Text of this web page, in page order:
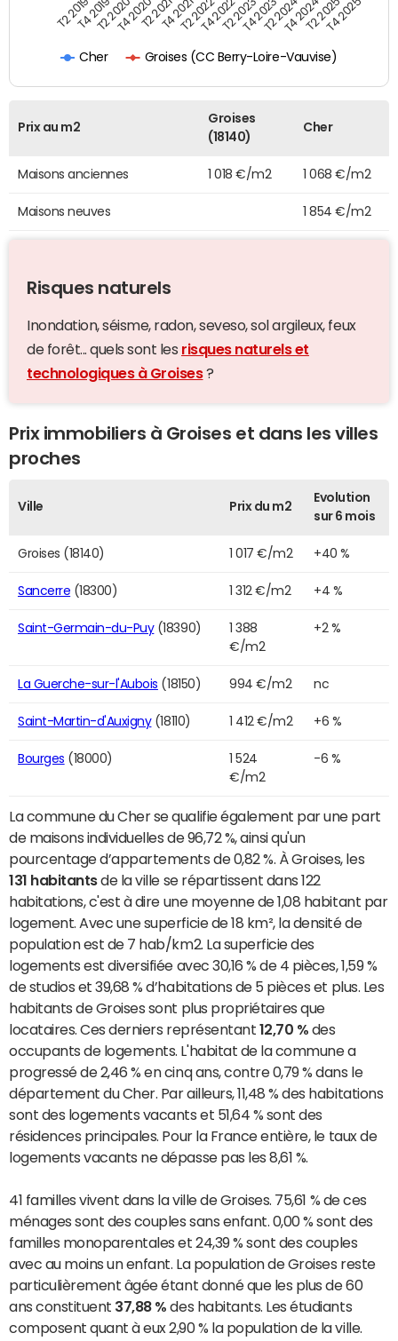
Cher Groises (CC Berry-Loire-Vauvise)
T2 2019T4 2019T2 2020T4 2020T2 2021T4 2021T2 2022T4 2022T2 2023T4 2023T2 2024T4 2024T2 2025T4 2025
Prix au m2
Groises
(18140)
Cher
Maisons anciennes 1 018 €/m2 1 068 €/m2
Maisons neuves 1 854 €/m2
Risques naturels
Inondation, séisme, radon, seveso, sol argileux, feux
de forêt... quels sont les risques naturels et
technologiques à Groises?
Prix immobiliers à Groises et dans les villes
proches
Ville Prix du m2
Evolution
sur 6 mois
Groises (18140) 1 017 €/m2 +40 %
Sancerre (18300) 1 312 €/m2 +4 %
Saint-Germain-du-Puy(18390)
1 388
€/m2
+2 %
La Guerche-sur-l'Aubois (18150) 994 €/m2 nc
Saint-Martin-d'Auxigny(18110) 1 412 €/m2 +6 %
Bourges (18000)
1 524
€/m2
-6 %
La commune du Cher se qualifie également par une part
de maisons individuelles de 96,72 %, ainsi qu'un
pourcentage d’appartements de 0,82 %. À Groises, les
131 habitantsde la ville se répartissent dans 122
habitations, c'est à dire une moyenne de 1,08 habitant par
logement. Avec une superficie de 18 km², la densité de
population est de 7 hab/km2. La superficie des
logements est diversifiée avec 30,16 % de 4 pièces, 1,59 %
de studios et 39,68 % d’habitations de 5 pièces et plus. Les
habitants de Groises sont plus propriétaires que
locataires. Ces derniers représentant 12,70 % des
occupants de logements. L'habitat de la commune a
progressé de 2,46 % en cinq ans, contre 0,79 % dans le
département du Cher. Par ailleurs, 11,48 % des habitations
sont des logements vacants et 51,64 % sont des
résidences principales. Pour la France entière, le taux de
logements vacants ne dépasse pas les 8,61 %.
41 familles vivent dans la ville de Groises. 75,61 % de ces
ménages sont des couples sans enfant. 0,00 % sont des
familles monoparentales et 24,39 % sont des couples
avec au moins un enfant. La population de Groises reste
particulièrement âgée étant donné que les plus de 60
ans constituent 37,88 % des habitants. Les étudiants
composent quant à eux 2,90 % la population de la ville.